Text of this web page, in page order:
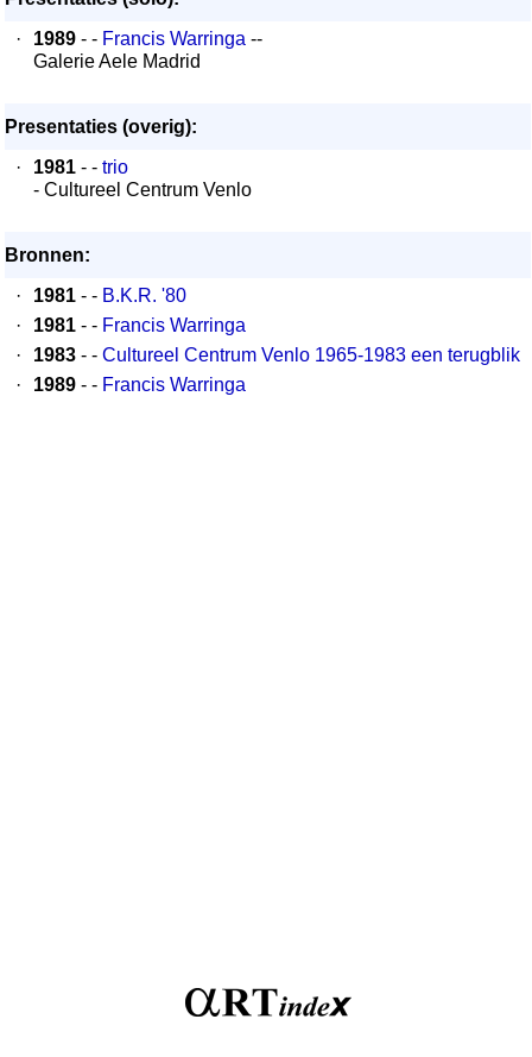
·
1989 - - Francis Warringa --
Galerie Aele Madrid
Presentaties (overig):
·
1981 - - trio
- Cultureel Centrum Venlo
Bronnen:
·
1981 - - B.K.R. '80
·
1981 - - Francis Warringa
·
1983 - - Cultureel Centrum Venlo 1965-1983 een terugblik
·
1989 - - Francis Warringa